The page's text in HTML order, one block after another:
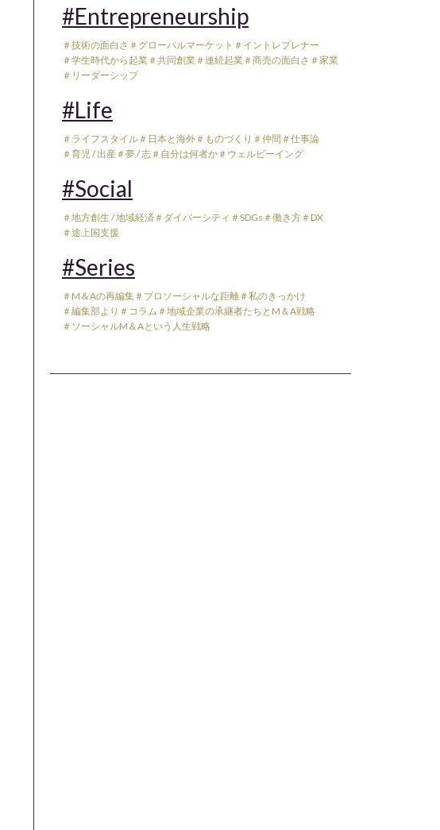
#Entrepreneurship
＃技術の面白さ ＃グローバルマーケット ＃イントレプレナー
＃学生時代から起業 ＃共同創業 ＃連続起業 ＃商売の面白さ ＃家業
＃リーダーシップ
#Life
＃ライフスタイル ＃日本と海外 ＃ものづくり ＃仲間 ＃仕事論
＃育児 / 出産 ＃夢 / 志 ＃自分は何者か ＃ウェルビーイング
#Social
＃地方創生 / 地域経済 ＃ダイバーシティ ＃SDGs ＃働き方 ＃DX
＃途上国支援
#Series
＃M＆Aの再編集 ＃プロソーシャルな距離 ＃私のきっかけ
＃編集部より ＃コラム ＃地域企業の承継者たちとM＆A戦略
＃ソーシャルM＆Aという人生戦略